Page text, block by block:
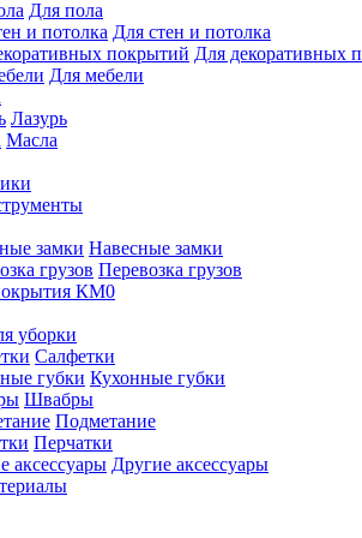
Для пола
Для стен и потолка
Для декоративных
Для мебели
Лазурь
Масла
Навесные замки
Перевозка грузов
КМ0
уборки
Салфетки
Кухонные губки
Швабры
Подметание
Перчатки
Другие аксессуары